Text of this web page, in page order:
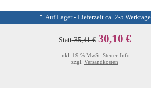
Auf Lager - Lieferzeit ca. 2-5 Werktage
Statt35,41 € 30,10 €
inkl. 19 % MwSt. Steuer-Info
zzgl. Versandkosten